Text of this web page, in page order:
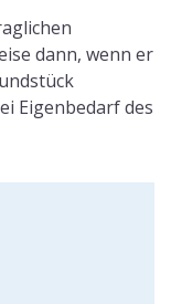
dann, wenn er
Eigenbedarf des